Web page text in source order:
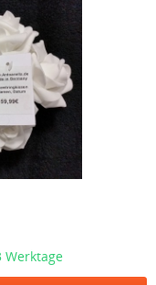
Werktage